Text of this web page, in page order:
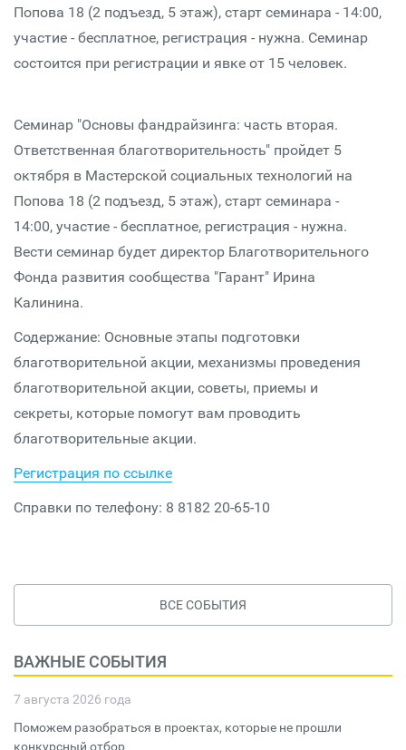
Попова 18 (2 подъезд, 5 этаж), старт семинара - 14:00,
участие - бесплатное, регистрация - нужна. Семинар
состоится при регистрации и явке от 15 человек.
Семинар "Основы фандрайзинга: часть вторая.
Ответственная благотворительность" пройдет 5
октября в Мастерской социальных технологий на
Попова 18 (2 подъезд, 5 этаж), старт семинара -
14:00, участие - бесплатное, регистрация - нужна.
Вести семинар будет директор Благотворительного
Фонда развития сообщества "Гарант" Ирина
Калинина.
Содержание: Основные этапы подготовки
благотворительной акции, механизмы проведения
благотворительной акции, советы, приемы и
секреты, которые помогут вам проводить
благотворительные акции.
Регистрация по ссылке
Справки по телефону: 8 8182 20-65-10
ВСЕ СОБЫТИЯ
ВАЖНЫЕ СОБЫТИЯ
7 августа 2026 года
Поможем разобраться в проектах, которые не прошли
конкурсный отбор